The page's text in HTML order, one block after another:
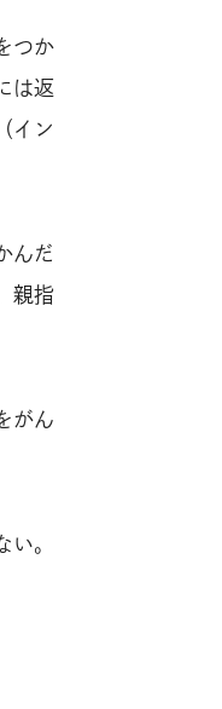
つか
は返
イン
んだ
親指
がん
。